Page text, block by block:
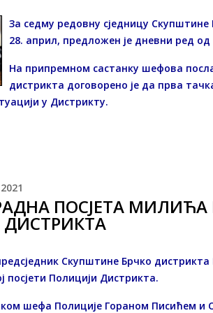
За седму редовну сједницу Скупштине
28. април, предложен је дневни ред од
На припремном састанку шефова
дистрикта договорено је да прва
у Дистрикту.
ПОСЈЕТА
ДИСТРИКТА
Скупштине Брчко
посјети Полицији Дистрикта.
шефа Полиције Гораном Писићем и